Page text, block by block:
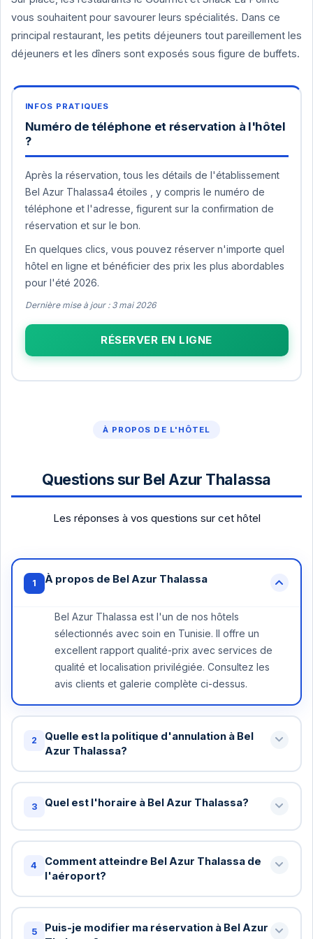
vous souhaitent pour savourer leurs spécialités. Dans ce
principal restaurant, les petits déjeuners tout pareillement les
déjeuners et les dîners sont exposés sous figure de buffets.
Numéro de téléphone et réservation à l'hôtel
?
Après la réservation, tous les détails de l'établissement
Bel Azur Thalassa4 étoiles , y compris le numéro de
téléphone et l'adresse, figurent sur la confirmation de
réservation et sur le bon.
En quelques clics, vous pouvez réserver n'importe quel
hôtel en ligne et bénéficier des prix les plus abordables
pour l'été 2026.
Dernière mise à jour : 3 mai 2026
RÉSERVER EN LIGNE
À PROPOS DE L'HÔTEL
Questions sur Bel Azur Thalassa
Les réponses à vos questions sur cet hôtel
1 À propos de Bel Azur Thalassa
Bel Azur Thalassa est l'un de nos hôtels
sélectionnés avec soin en Tunisie. Il offre un
excellent rapport qualité-prix avec services de
qualité et localisation privilégiée. Consultez les
avis clients et galerie complète ci-dessus.
2
Quelle est la politique d'annulation à Bel
Azur Thalassa?
Annulation gratuite jusqu'à 48 heures avant votre
arrivée à Bel Azur Thalassa. Au-delà, une nuit peut
conditions différentes - vérifiez lors de la
3 Quel est l'horaire à Bel Azur Thalassa?
Check-in standard: 15h / Check-out standard: 11h
chez Bel Azur Thalassa. Vous pouvez demander
un check-in anticipé ou late checkout (sous
gratuitement si possible.
4
Comment atteindre Bel Azur Thalassa de
l'aéroport?
Oui! Pour les réservations de 5+ nuits à Bel Azur
Thalassa, le transfert aéroport est gratuit. Pour les
5
Puis-je modifier ma réservation à Bel Azur